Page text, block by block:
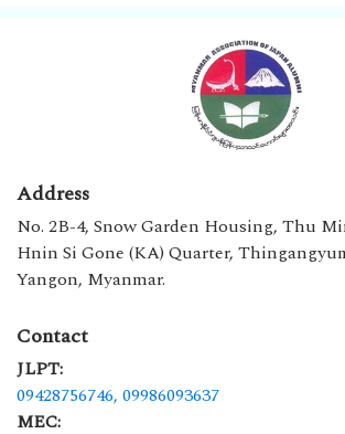
Address
No. 2B-4, Snow Garden Housing, Thu
Hnin Si Gone (KA) Quarter,
Yangon, Myanmar.
Contact
JLPT:
09428756746, 09986093637
MEC: